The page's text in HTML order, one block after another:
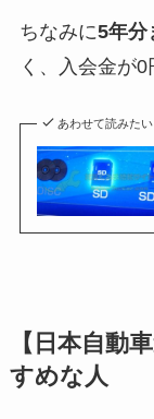
ちなみに5年分
く、入会金が0
あわせて読みたい
【日本自動
すめな人